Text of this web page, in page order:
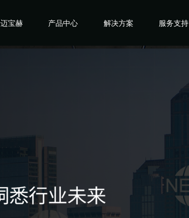
宝赫 产品中心 解决方案 服务支持